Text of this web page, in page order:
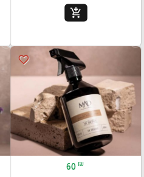
add_shopping_cart
favorite_border
60 ₪